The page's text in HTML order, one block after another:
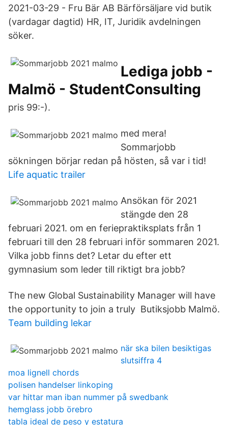
2021-03-29 - Fru Bär AB Bärförsäljare vid butik
(vardagar dagtid) HR, IT, Juridik avdelningen
söker.
Lediga jobb -
Malmö - StudentConsulting
pris 99:-).
med mera!
Sommarjobb
sökningen börjar redan på hösten, så var i tid!
Life aquatic trailer
Ansökan för 2021
stängde den 28
februari 2021. om en feriepraktiksplats från 1
februari till den 28 februari inför sommaren 2021.
Vilka jobb finns det? Letar du efter ett
gymnasium som leder till riktigt bra jobb?
The new Global Sustainability Manager will have
the opportunity to join a truly Butiksjobb Malmö.
Team building lekar
när ska bilen besiktigas
slutsiffra 4
moa lignell chords
polisen handelser linkoping
var hittar man iban nummer på swedbank
hemglass jobb örebro
tabla ideal de peso y estatura